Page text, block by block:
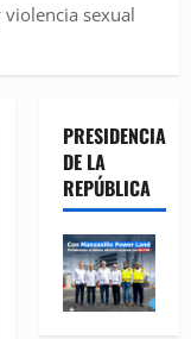
sexual
PRESIDENCIA
DE LA
REPÚBLICA